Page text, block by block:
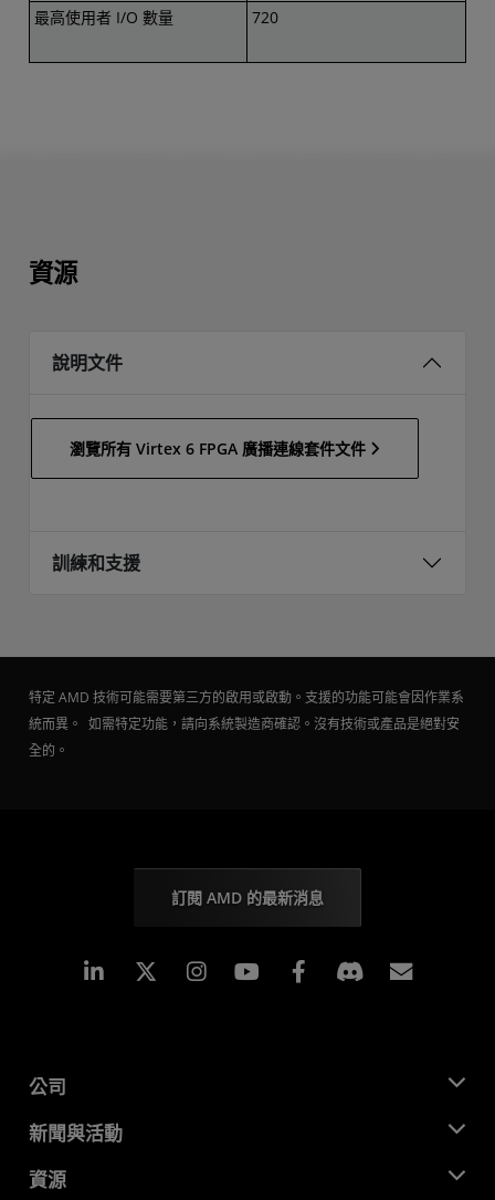
最高使用者 I/O 數量 720
資源
說明文件
瀏覽所有 Virtex 6 FPGA 廣播連線套件文件
訓練和支援
特定 AMD 技術可能需要第三方的啟用或啟動。支援的功能可能會因作業系
統而異。 如需特定功能，請向系統製造商確認。沒有技術或產品是絕對安
全的。
訂閱 AMD 的最新消息
Linkedin Instagram Facebook
公司
關於 AMD
企業責任
新聞與活動
新聞室
資源